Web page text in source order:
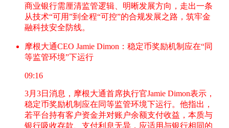
商业银行需厘清监管逻辑、明晰发展方向，走出一条
从技术“可用”到全程“可控”的合规发展之路，筑牢金
融科技安全防线。
摩根大通CEO Jamie Dimon：稳定币奖励机制应在“同
等监管环境”下运行
09:16
3月3日消息，摩根大通首席执行官Jamie Dimon表示，
稳定币奖励机制应在同等监管环境下运行。他指出，
若平台持有客户资金并对账户余额支付收益，本质与
银行吸收存款、支付利息无异，应适用与银行相同的